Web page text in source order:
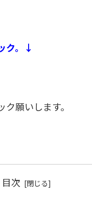
ク。↓
ク願いします。
目次